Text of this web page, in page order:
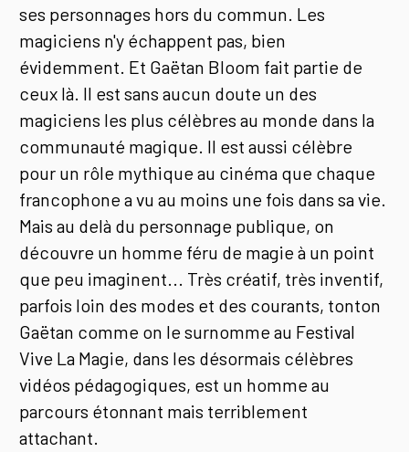
ses personnages hors du commun. Les
magiciens n'y échappent pas, bien
évidemment. Et Gaëtan Bloom fait partie de
ceux là. Il est sans aucun doute un des
magiciens les plus célèbres au monde dans la
communauté magique. Il est aussi célèbre
pour un rôle mythique au cinéma que chaque
francophone a vu au moins une fois dans sa vie.
Mais au delà du personnage publique, on
découvre un homme féru de magie à un point
que peu imaginent... Très créatif, très inventif,
parfois loin des modes et des courants, tonton
Gaëtan comme on le surnomme au Festival
Vive La Magie, dans les désormais célèbres
vidéos pédagogiques, est un homme au
parcours étonnant mais terriblement
attachant.